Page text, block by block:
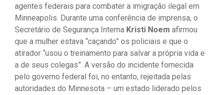
agentes federais para combater a imigração ilegal em
Minneapolis. Durante uma conferência de imprensa, o
Secretário de Segurança Interna Kristi Noem afirmou
que a mulher estava “caçando” os policiais e que o
atirador “usou o treinamento para salvar a própria vida e
a de seus colegas”. A versão do incidente fornecida
pelo governo federal foi, no entanto, rejeitada pelas
autoridades do Minnesota – um estado liderado pelos